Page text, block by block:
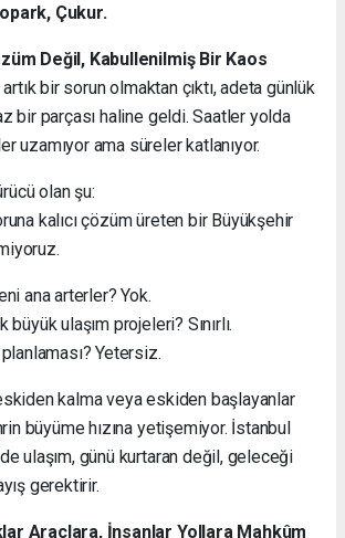
Çukur.
Değil, Kabullenilmiş Bir Kaos
bir sorun olmaktan çıktı, adeta günlük
bir parçası haline geldi. Saatler yolda
uzamıyor ama süreler katlanıyor.
olan şu:
kalıcı çözüm üreten bir Büyükşehir
ana arterler? Yok.
ulaşım projeleri? Sınırlı.
Yetersiz.
kalma veya eskiden başlayanlar
büyüme hızına yetişemiyor. İstanbul
ulaşım, günü kurtaran değil, geleceği
gerektirir.
Araçlara, İnsanlar Yollara Mahkûm